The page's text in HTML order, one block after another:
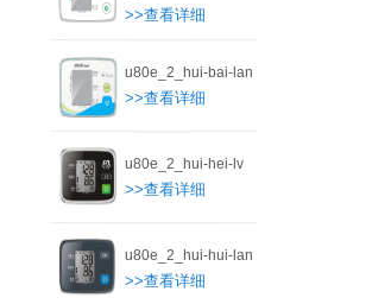
>>查看详细
u80e_2_hui-bai-lan
>>查看详细
u80e_2_hui-hei-lv
>>查看详细
u80e_2_hui-hui-lan
>>查看详细